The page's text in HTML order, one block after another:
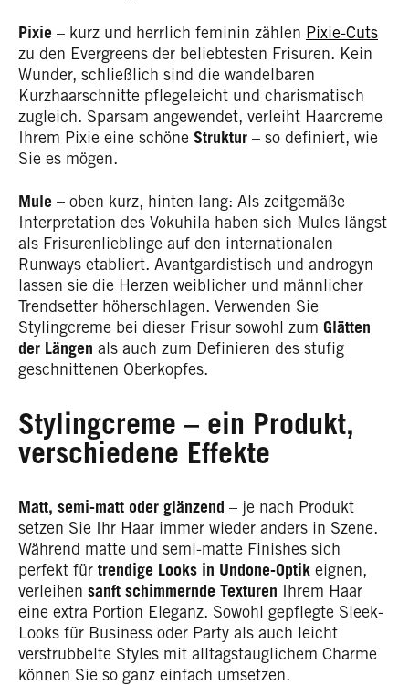
Pixie – kurz und herrlich feminin zählen Pixie-Cuts
zu den Evergreens der beliebtesten Frisuren. Kein
Wunder, schließlich sind die wandelbaren
Kurzhaarschnitte pflegeleicht und charismatisch
zugleich. Sparsam angewendet, verleiht Haarcreme
Ihrem Pixie eine schöne Struktur – so definiert, wie
Sie es mögen.
Mule – oben kurz, hinten lang: Als zeitgemäße
Interpretation des Vokuhila haben sich Mules längst
als Frisurenlieblinge auf den internationalen
Runways etabliert. Avantgardistisch und androgyn
lassen sie die Herzen weiblicher und männlicher
Trendsetter höherschlagen. Verwenden Sie
Stylingcreme bei dieser Frisur sowohl zum Glätten
der Längen als auch zum Definieren des stufig
geschnittenen Oberkopfes.
Stylingcreme – ein Produkt,
verschiedene Effekte
Matt, semi-matt oder glänzend – je nach Produkt
setzen Sie Ihr Haar immer wieder anders in Szene.
Während matte und semi-matte Finishes sich
perfekt für trendige Looks in Undone-Optik eignen,
verleihen sanft schimmernde Texturen Ihrem Haar
eine extra Portion Eleganz. Sowohl gepflegte Sleek-
Looks für Business oder Party als auch leicht
verstrubbelte Styles mit alltagstauglichem Charme
können Sie so ganz einfach umsetzen.